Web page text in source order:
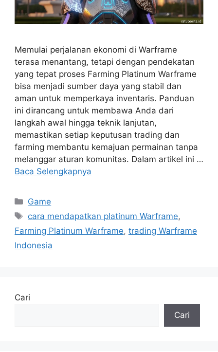
Memulai perjalanan ekonomi di Warframe
terasa menantang, tetapi dengan pendekatan
yang tepat proses Farming Platinum Warframe
bisa menjadi sumber daya yang stabil dan
aman untuk memperkaya inventaris. Panduan
ini dirancang untuk membawa Anda dari
langkah awal hingga teknik lanjutan,
memastikan setiap keputusan trading dan
farming membantu kemajuan permainan tanpa
melanggar aturan komunitas. Dalam artikel ini …
Baca Selengkapnya
Kategori
Game
Tag
cara mendapatkan platinum Warframe,
Farming Platinum Warframe, trading Warframe
Indonesia
Cari
Cari